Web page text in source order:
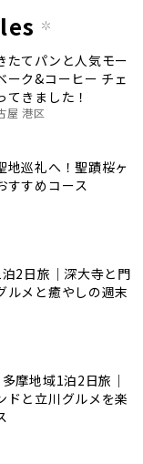
たてパンと人気モー
ーク&コーヒー チェ
てきました！
屋 港区
地巡礼へ！聖蹟桜ヶ
すすめコース
2日旅｜深大寺と門
ルメと癒やしの週末
摩地域1泊2日旅｜
ドと立川グルメを楽